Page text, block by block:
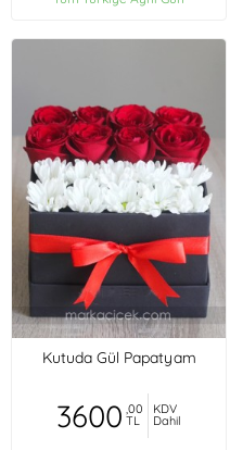
Kutuda Gül Papatyam
3600 ,00
TL
KDV
Dahil